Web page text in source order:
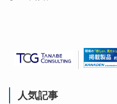
人気記事